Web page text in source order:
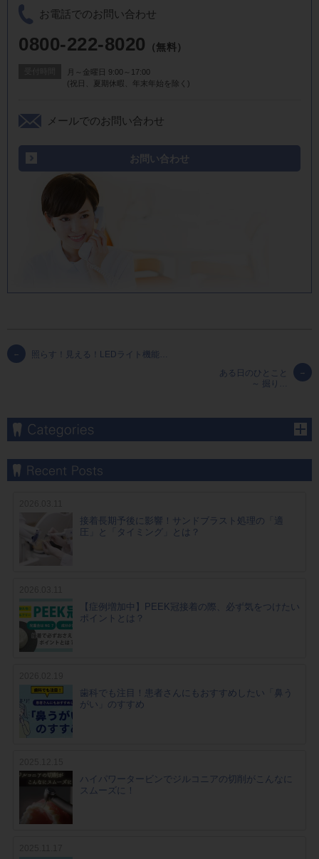
お電話でのお問い合わせ
0800-222-8020 （無料）
月～金曜日 9:00～17:00
(祝日、夏期休暇、年末年始を除く)
メールでのお問い合わせ
お問い合わせ
← 照らす！見える！LEDライト機能…
→
ある日のひとこと
～ 掘り…
接着長期予後に影響！サンドブラスト処理の「適
圧」と「タイミング」とは？
【症例増加中】PEEK冠接着の際、必ず気をつけたい
ポイントとは？
歯科でも注目！患者さんにもおすすめしたい「鼻う
がい」のすすめ
ハイパワータービンでジルコニアの切削がこんなに
スムーズに！